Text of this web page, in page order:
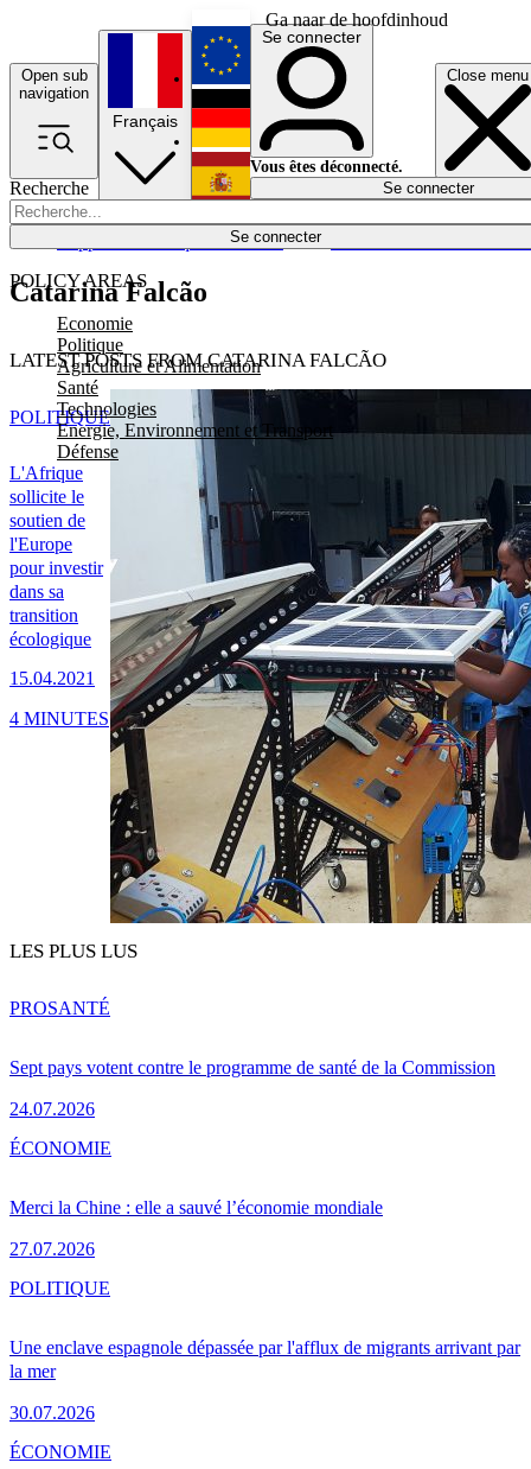
Ga naar de hoofdinhoud
Open sub
navigation
Close menu
Recherche
Se connecter
POLICY AREAS
Economie
Politique
Agriculture et Alimentation
Santé
Technologies
Energie, Environnement et Transport
Défense
Économie
Français
English
Deutsch
Español
Se connecter
Vous êtes déconnecté.
Se connecter
Catarina Falcão
LATEST POSTS FROM CATARINA FALCÃO
L'Afrique
sollicite le
soutien de
l'Europe
pour investir
dans sa
transition
écologique
15.04.2021
POLITIQUE
4 MINUTES
LES PLUS LUS
Sept pays votent contre le programme de santé de la Commission
24.07.2026
PROSANTÉ
Merci la Chine : elle a sauvé l’économie mondiale
27.07.2026
ÉCONOMIE
Une enclave espagnole dépassée par l'afflux de migrants arrivant par
la mer
30.07.2026
POLITIQUE
ÉCONOMIE